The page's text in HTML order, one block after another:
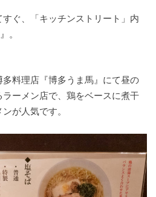
ぐ、「キッチンストリート」内
』。
料理店『博多うま馬』にて昼の
ーメン店で、鶏をベースに煮干
が人気です。